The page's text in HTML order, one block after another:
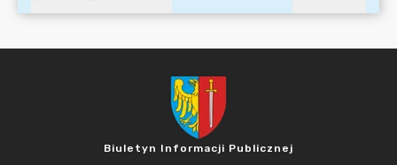
Biuletyn Informacji Publicznej